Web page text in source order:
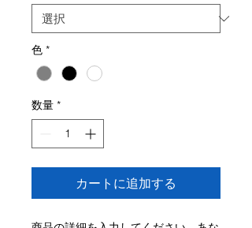
色 *
数量 *
カートに追加する